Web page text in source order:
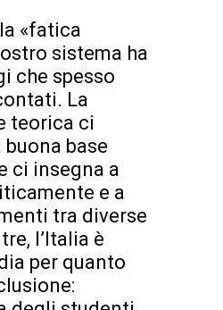
la «fatica
sistema ha
che spesso
La
teorica ci
base
ci insegna a
e a
tra diverse
l’Italia è
per quanto